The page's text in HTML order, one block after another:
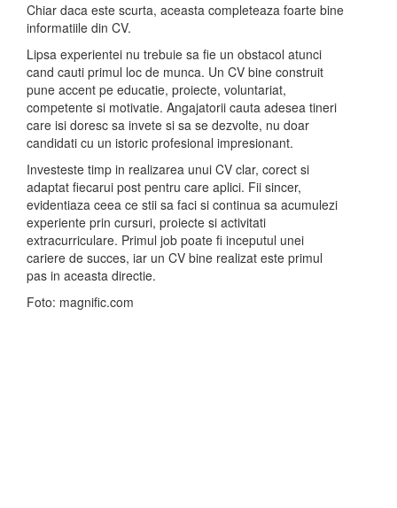
Chiar daca este scurta, aceasta completeaza foarte bine
informatiile din CV.
Lipsa experientei nu trebuie sa fie un obstacol atunci
cand cauti primul loc de munca. Un CV bine construit
pune accent pe educatie, proiecte, voluntariat,
competente si motivatie. Angajatorii cauta adesea tineri
care isi doresc sa invete si sa se dezvolte, nu doar
candidati cu un istoric profesional impresionant.
Investeste timp in realizarea unui CV clar, corect si
adaptat fiecarui post pentru care aplici. Fii sincer,
evidentiaza ceea ce stii sa faci si continua sa acumulezi
experiente prin cursuri, proiecte si activitati
extracurriculare. Primul job poate fi inceputul unei
cariere de succes, iar un CV bine realizat este primul
pas in aceasta directie.
Foto: magnific.com